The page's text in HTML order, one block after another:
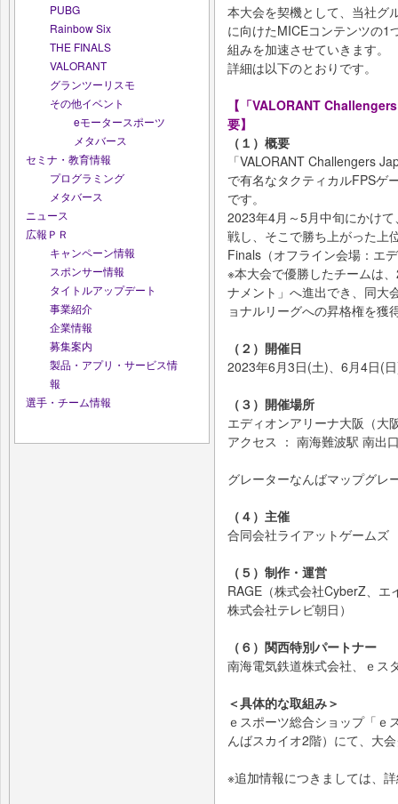
PUBG
Rainbow Six
THE FINALS
VALORANT
グランツーリスモ
その他イベント
eモータースポーツ
メタバース
セミナ・教育情報
プログラミング
メタバース
ニュース
広報ＰＲ
キャンペーン情報
スポンサー情報
タイトルアップデート
事業紹介
企業情報
募集案内
製品・アプリ・サービス情
報
選手・チーム情報
本大会を契機として、当社グ
に向けたMICEコンテンツの1
組みを加速させていきます。
詳細は以下のとおりです。
【「VALORANT
要】
（１）概要
「VALORANT Challengers
で有名なタクティカルFPSゲ
です。
2023年4月～5月中旬にかけ
戦し、そこで勝ち上がった上
Finals（オフライン会場：エ
※本大会で優勝したチームは
ナメント」へ進出でき、同大
ョナルリーグへの昇格権を獲
（２）開催日
2023年6月3日(土)、6月4日(
（３）開催場所
エディオンアリーナ大阪（大
アクセス ： 南海難波駅 南出
グレーターなんばマップグレ
（４）主催
合同会社ライアットゲームズ
（５）制作・運営
RAGE（株式会社CyberZ、エ
株式会社テレビ朝日）
（６）関西特別パートナー
南海電気鉄道株式会社、ｅス
＜具体的な取組み＞
ｅスポーツ総合ショップ「ｅ
んばスカイオ2階）にて、大
※追加情報につきましては、